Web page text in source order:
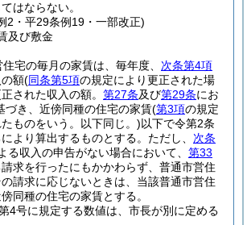
はならない。
2・平29条例19・一部改正)
及び敷金
宅の毎月の家賃は、毎年度、 次条第4項
額(同条第5項の規定により更正された場
された収入の額。 第27条及び第29条にお
づき、近傍同種の住宅の家賃(第3項の規定
ものをいう。以下同じ。)以下で令第2条
より算出するものとする。 ただし、 次条
る収入の申告がない場合において、 第33
求を行ったにもかかわらず、普通市営住
請求に応じないときは、当該普通市営住
同種の住宅の家賃とする。
4号に規定する数値は、市長が別に定める